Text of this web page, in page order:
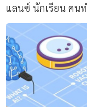
แลนซ์ นักเรียน คน